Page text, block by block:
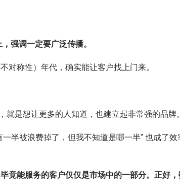
强调一定要广泛传播。
对称性）年代，确实能让客户找上门来。
就是想让更多的人知道，也建立起非常强的品牌
半被浪费掉了，但我不知道是哪一半” 也成了效
毕竟能服务的客户仅仅是市场中的一部分。 正好